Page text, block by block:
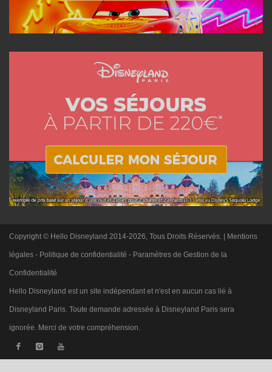
Copyright © Hello Disneyland 2014-2026, Tous Droits Réservés. | Mentions
légales - Politique de confidentialité - Paramètres de Gestion de la
Confidentialité
Hello Disneyland est un site indépendant et n'est en aucun cas lié à
Disneyland Paris. Toute demande adressée à Disneyland Paris sera
ignorée. Merci de votre compréhension.